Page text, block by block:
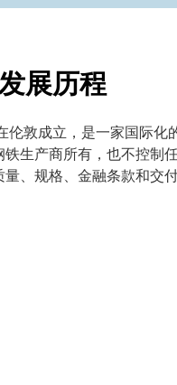
展历程
伦敦成立，是一家国际化
生产商所有，也不控制
、规格、金融条款和交